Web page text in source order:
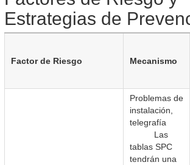
Estrategias de
Factor de Riesgo Mecanismo
Problemas de
instalación,
telegrafía
Las
tablas SPC
tendrán una